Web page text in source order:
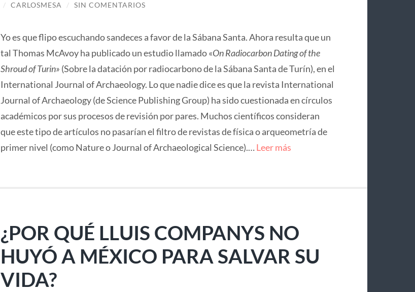
/ CARLOSMESA / SIN COMENTARIOS
Yo es que flipo escuchando sandeces a favor de la Sábana Santa. Ahora resulta que un
tal Thomas McAvoy ha publicado un estudio llamado «On Radiocarbon Dating of the
Shroud of Turin» (Sobre la datación por radiocarbono de la Sábana Santa de Turín), en el
International Journal of Archaeology. Lo que nadie dice es que la revista International
Journal of Archaeology (de Science Publishing Group) ha sido cuestionada en círculos
académicos por sus procesos de revisión por pares. Muchos científicos consideran
que este tipo de artículos no pasarían el filtro de revistas de física o arqueometría de
primer nivel (como Nature o Journal of Archaeological Science).…Leer más
¿POR QUÉ LLUIS COMPANYS NO
HUYÓ A MÉXICO PARA SALVAR SU
VIDA?